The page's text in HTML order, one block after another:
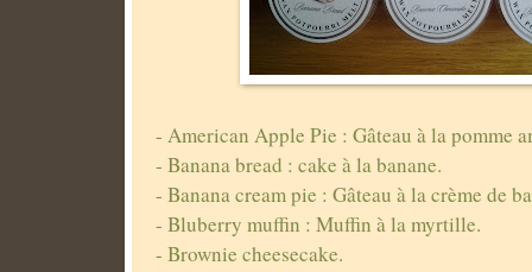
- American Apple Pie : Gâteau à la pomme
- Banana bread : cake à la banane.
- Banana cream pie : Gâteau à la crème de
- Bluberry muffin : Muffin à la myrtille.
- Brownie cheesecake.